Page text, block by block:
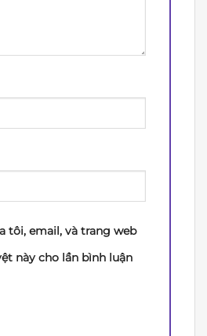
tôi, email, và trang web
này cho lần bình luận